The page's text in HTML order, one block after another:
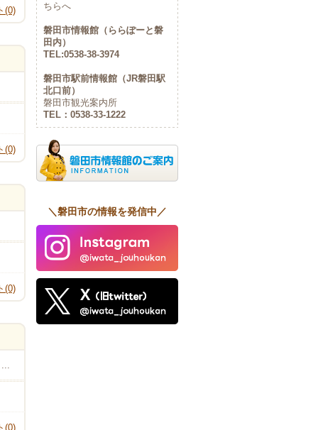
(0)
(0)
(0)
(0)
ちらへ
磐田市情報館（ららぽーと磐
田内）
TEL:0538-38-3974
磐田市駅前情報館（JR磐田駅
北口前）
磐田市観光案内所
TEL：0538-33-1222
＼磐田市の情報を発信中／